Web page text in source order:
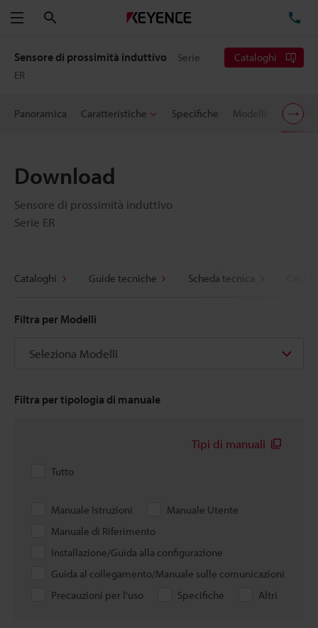
Menu
Sensore di prossimità induttivo
Serie
ER
Cataloghi
Panoramica Caratteristiche Specifiche Modelli
Download
Sensore di prossimità induttivo
Serie ER
Cataloghi Guide tecniche Scheda tecnica
Filtra per Modelli
Seleziona Modelli
Filtra per tipologia di manuale
Tipi di manuali
Tutto
Manuale Istruzioni
Manuale Utente
Manuale di Riferimento
Installazione/Guida alla configurazione
Guida al collegamento/Manuale sulle comunicazioni
Precauzioni per l'uso
Specifiche Altri